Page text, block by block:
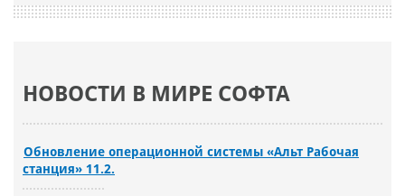
НОВОСТИ В МИРЕ СОФТА
Обновление операционной системы «Альт Рабочая
станция» 11.2.